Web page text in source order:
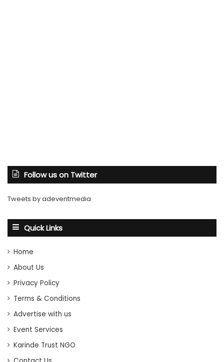
Follow us on Twitter
Tweets by adeventmedia
Quick Links
Home
About Us
Privacy Policy
Terms & Conditions
Advertise with us
Event Services
Karinde Trust NGO